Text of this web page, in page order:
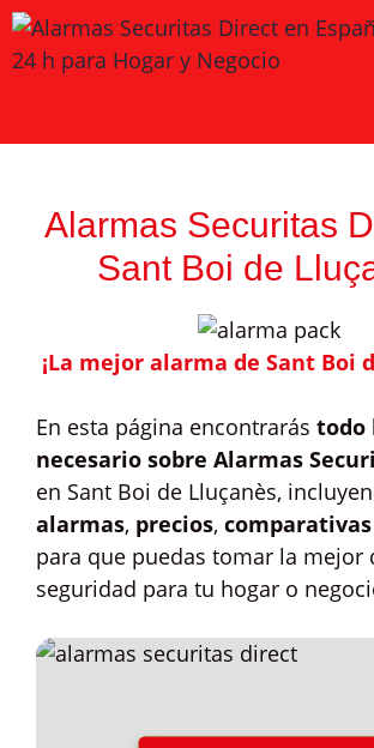
Saltar
al
contenido
Alarmas Securitas
Sant Boi de
¡La mejor alarma de Sant Boi
En esta página encontrarás todo
necesario sobre Alarmas
en Sant Boi de Lluçanès,
alarmas, precios, comparativas
para que puedas tomar la mejor
seguridad para tu hogar o